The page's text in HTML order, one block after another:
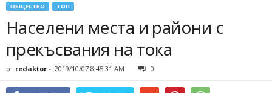
ОБЩЕСТВО ТОП
Населени места и райони с
прекъсвания на тока
от redaktor - 2019/10/07 8:45:31 AM 0